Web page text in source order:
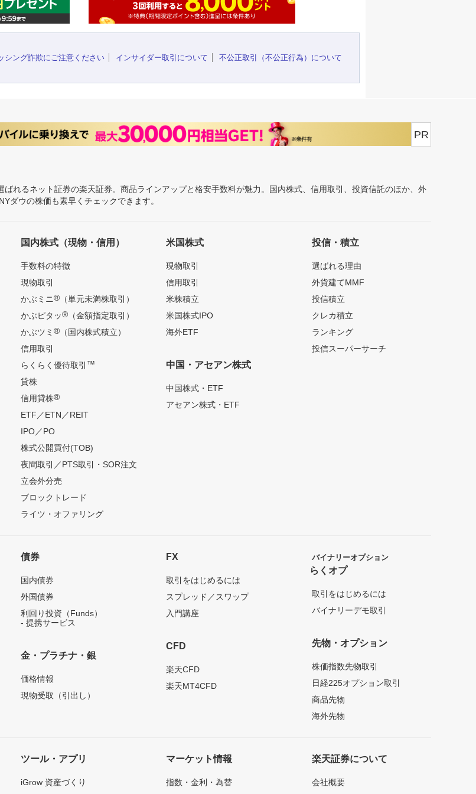
シング詐欺にご注意ください インサイダー取引について
不公正取引（不公正行為）について
PR
れるネット証券の楽天証券。商品ラインアップと格安手数料が魅力。国内株式、信用取引、投資信託のほか、外
ダウの株価も素早くチェックできます。
国内株式（現物・信用）
手数料の特徴
現物取引
かぶミニ®（単元未満株取引）
かぶピタッ®（金額指定取引）
かぶツミ ®（国内株式積立）
信用取引
らくらく優待取引 ™
貸株
信用貸株®
ETF／ETN／REIT
IPO／PO
株式公開買付(TOB)
夜間取引／PTS取引・SOR注文
立会外分売
ブロックトレード
ライツ・オファリング
米国株式
現物取引
信用取引
米株積立
米国株式IPO
海外ETF
中国・アセアン株式
中国株式・ETF
アセアン株式・ETF
投信・積立
選ばれる理由
外貨建てMMF
投信積立
クレカ積立
ランキング
投信スーパーサーチ
債券
国内債券
外国債券
利回り投資（Funds）
- 提携サービス
金・プラチナ・銀
価格情報
現物受取（引出し）
FX
取引をはじめるには
スプレッド／スワップ
入門講座
CFD
楽天CFD
楽天MT4CFD
バイナリーオプション
らくオプ
取引をはじめるには
バイナリーデモ取引
先物・オプション
株価指数先物取引
日経225オプション取引
商品先物
海外先物
ツール・アプリ
iGrow 資産づくり
マーケット情報
指数・金利・為替
楽天証券について
会社概要